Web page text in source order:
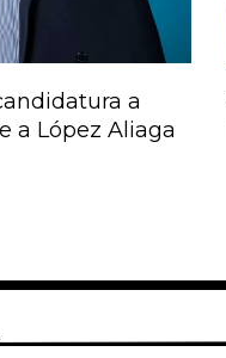
a
a López Aliaga